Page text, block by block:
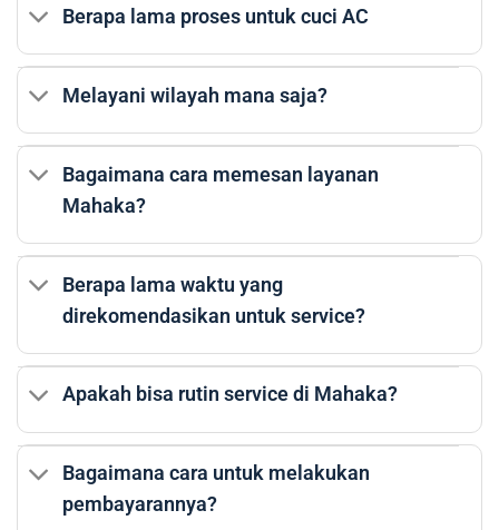
Berapa lama proses untuk cuci AC
Melayani wilayah mana saja?
Bagaimana cara memesan layanan
Mahaka?
Berapa lama waktu yang
direkomendasikan untuk service?
Apakah bisa rutin service di Mahaka?
Bagaimana cara untuk melakukan
pembayarannya?